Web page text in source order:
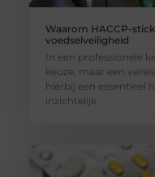
Waarom HACCP-
voedselveiligheid
In een professionele
keuze, maar een
hierbij een essentieel
inzichtelijk